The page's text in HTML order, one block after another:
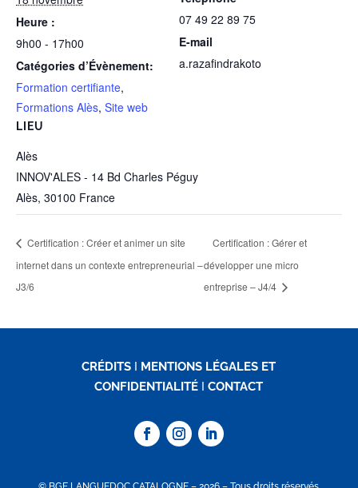
Heure :
9h00 - 17h00
Catégories d’Évènement:
Formation certifiante,
Formations Alès, Site web
LIEU
Alès
INNOV'ALES - 14 Bd Charles Péguy
Alès, 30100 France
07 49 22 89 75
E-mail
a.razafindrakoto
Certification : Créer et animer un site
internet dans un contexte entrepreneurial –
J3/6
Certification : Gérer et
développer une micro
entreprise – J4/4
CRÉDITS I MENTIONS LÉGALES ET
CONFIDENTIALITÉ ICONTACT